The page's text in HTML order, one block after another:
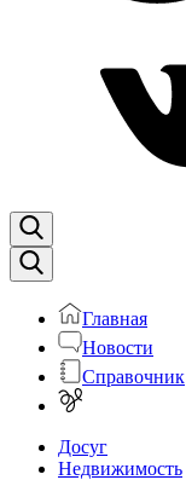
Главная
Новости
Справочник
Досуг
Недвижимость